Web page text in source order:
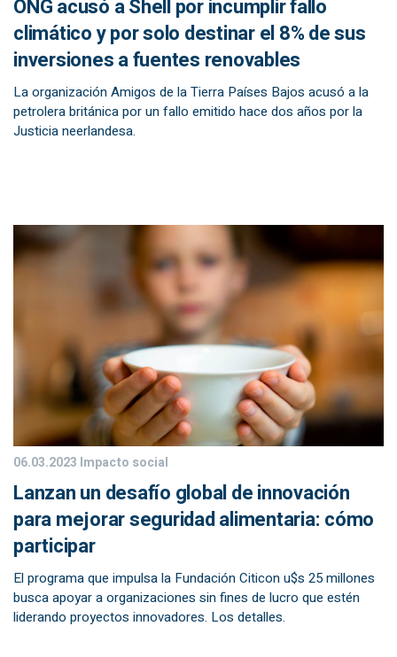
ONG acusó a Shell por incumplir fallo
climático y por solo destinar el 8% de sus
inversiones a fuentes renovables
La organización Amigos de la Tierra Países Bajos acusó a la
petrolera británica por un fallo emitido hace dos años por la
Justicia neerlandesa.
06.03.2023 Impacto social
Lanzan un desafío global de innovación
para mejorar seguridad alimentaria: cómo
participar
El programa que impulsa la Fundación Citicon u$s 25 millones
busca apoyar a organizaciones sin fines de lucro que estén
liderando proyectos innovadores. Los detalles.